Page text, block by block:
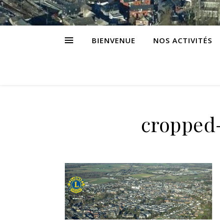
BIENVENUE NOS ACTIVITÉS